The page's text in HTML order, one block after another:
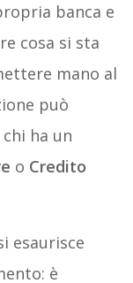
banca e
cosa si sta
mano al
può
ha un
o Credito
esaurisce
è